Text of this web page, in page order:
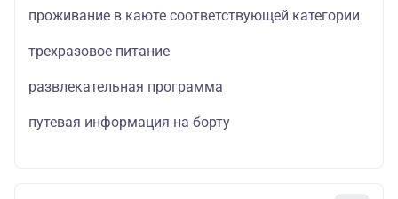
проживание в каюте соответствующей категории
трехразовое питание
развлекательная программа
путевая информация на борту